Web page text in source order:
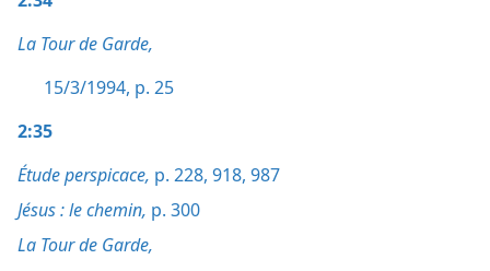
La Tour de Garde,
15/3/1994, p. 25
2:35
Étude perspicace, p. 228, 918, 987
Jésus : le chemin, p. 300
La Tour de Garde,